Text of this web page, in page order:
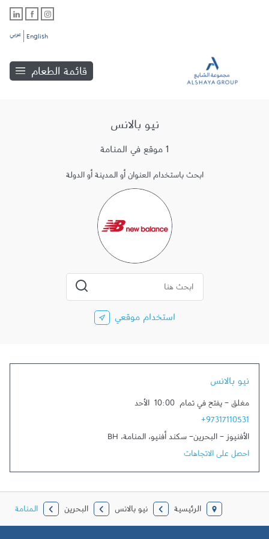
English عربي
قائمة الطعام
نيو بالانس
1 موقع في المنامة
ابحث باستخدام العنوان أو المدينة أو الدولة
استخدام موقعي
نيو بالانس
مغلق - يفتح في تمام 10:00 الأحد
+97317110531
الأفنيوز - البحرين- سكند أفنيو، المنامة، BH
احصل على الاتجاهات
الرئيسية نيو بالانس البحرين المنامة